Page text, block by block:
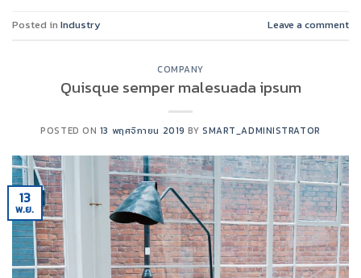
Posted in Industry Leave a comment
COMPANY
Quisque semper malesuada ipsum
POSTED ON 13 พฤศจิกายน 2019 BYSMART_ADMINISTRATOR
13
พ.ย.